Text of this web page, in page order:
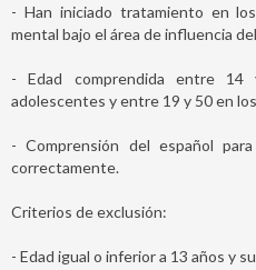
- Han iniciado tratamiento en
mental bajo el área de influencia
- Edad comprendida entre
adolescentes y entre 19 y 50 en
- Comprensión del español
correctamente.
Criterios de exclusión:
- Edad igual o inferior a 13 años y